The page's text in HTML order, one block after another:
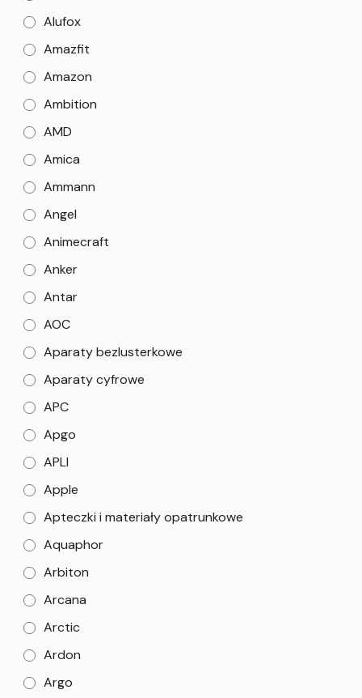
Alufox
Amazfit
Amazon
Ambition
AMD
Amica
Ammann
Angel
Animecraft
Anker
Antar
AOC
Aparaty bezlusterkowe
Aparaty cyfrowe
APC
Apgo
APLI
Apple
Apteczki i materiały opatrunkowe
Aquaphor
Arbiton
Arcana
Arctic
Ardon
Argo